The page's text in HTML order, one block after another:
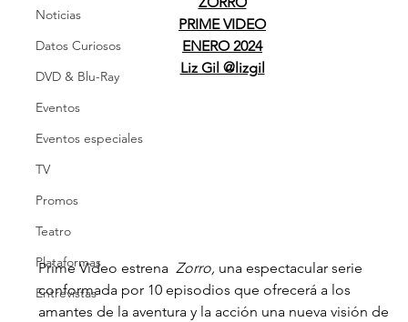
Noticias
Datos Curiosos
DVD & Blu-Ray
Eventos
Eventos especiales
TV
Promos
Teatro
Plataformas
Entrevistas
PRIME VIDEO
ENERO 2024
Liz Gil @lizgil
Prime Video estrena Zorro, una espectacular serie
conformada por 10 episodios que ofrecerá a los
amantes de la aventura y la acción una nueva visión de